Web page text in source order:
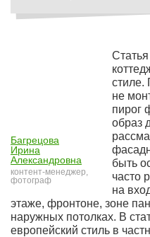
Багрецова
Ирина
Александровна
контент-менеджер,
фотограф
стиле.
не
пирог
образ
быть
часто
на
этаже, фронтоне, зоне
наружных потолках. В
европейский стиль в